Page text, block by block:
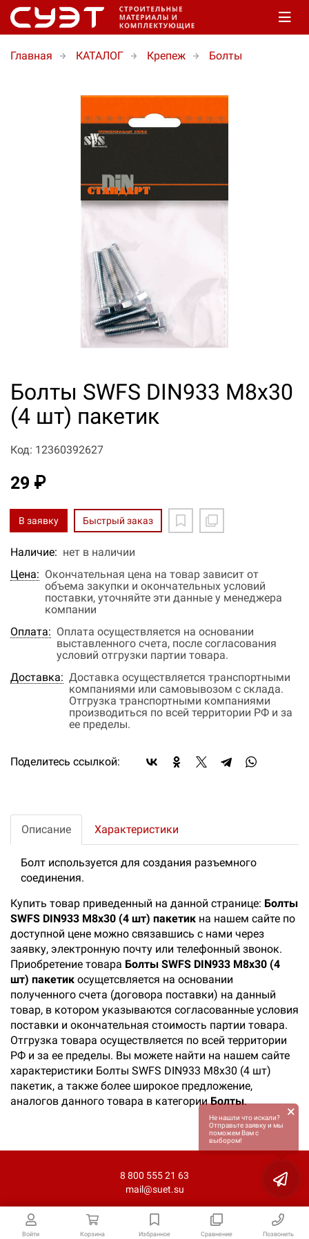
Войти Корзина Избранное Сравнение Позвонить
Главная КАТАЛОГ Крепеж Болты
Болты SWFS DIN933 М8х30
(4 шт) пакетик
Код: 12360392627
29 ₽
В заявку Быстрый заказ
Наличие: нет в наличии
Цена: Окончательная цена на товар зависит от
объема закупки и окончательных условий
поставки, уточняйте эти данные у менеджера
компании
Оплата: Оплата осуществляется на основании
выставленного счета, после согласования
условий отгрузки партии товара.
Доставка: Доставка осуществляется транспортными
компаниями или самовывозом с склада.
Отгрузка транспортными компаниями
производиться по всей территории РФ и за
ее пределы.
Поделитесь ссылкой:
Описание Характеристики
Болт используется для создания разъемного
соединения.
Купить товар приведенный на данной странице: Болты
SWFS DIN933 М8х30 (4 шт) пакетик на нашем сайте по
доступной цене можно связавшись с нами через
заявку, электронную почту или телефонный звонок.
Приобретение товара Болты SWFS DIN933 М8х30 (4
шт) пакетик осущетсвляется на основании
полученного счета (договора поставки) на данный
товар, в котором указываются согласованные условия
поставки и окончательная стоимость партии товара.
Отгрузка товара осуществляется по всей территории
РФ и за ее пределы. Вы можете найти на нашем сайте
характеристики Болты SWFS DIN933 М8х30 (4 шт)
пакетик, а также более широкое предложение,
аналогов данного товара в категорииБолты.
8 800 555 21 63
mail@suet.su
Не нашли что искали?
Отправьте заявку и мы
поможем Вам с
выбором!
×